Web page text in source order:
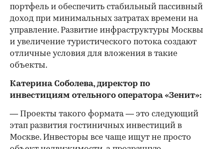
портфель и обеспечить стабильный пассивный
доход при минимальных затратах времени на
управление. Развитие инфраструктуры Москвы
и увеличение туристического потока создают
отличные условия для вложения в такие
объекты.
Катерина Соболева, директор по
инвестициям отельного оператора «Зенит»:
— Проекты такого формата — это следующий
этап развития гостиничных инвестиций в
Москве. Инвесторы все чаще ищут не просто